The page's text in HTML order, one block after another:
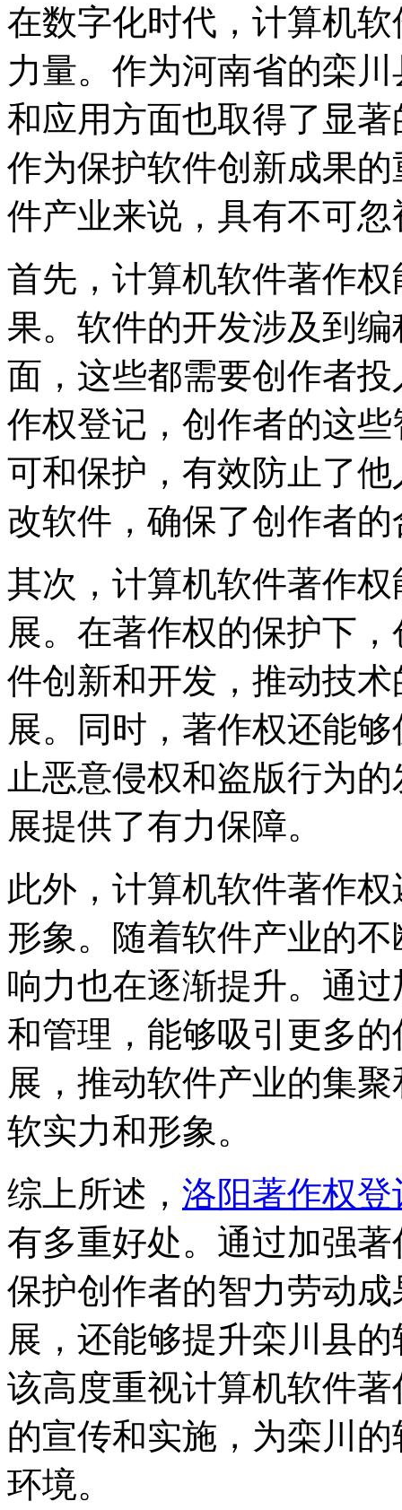
在数字化时代，计算机
力量。作为河南省的栾
和应用方面也取得了显
作为保护软件创新成果
件产业来说，具有不可
首先，计算机软件著作
果。软件的开发涉及到
面，这些都需要创作者
作权登记，创作者的这
可和保护，有效防止了
改软件，确保了创作者
其次，计算机软件著作
展。在著作权的保护下
件创新和开发，推动技
展。同时，著作权还能
止恶意侵权和盗版行为
展提供了有力保障。
此外，计算机软件著作
形象。随着软件产业的
响力也在逐渐提升。通
和管理，能够吸引更多
展，推动软件产业的集
软实力和形象。
综上所述， 洛阳著作权登
有多重好处。通过加强
保护创作者的智力劳动
展，还能够提升栾川县
该高度重视计算机软件
的宣传和实施，为栾川
环境。